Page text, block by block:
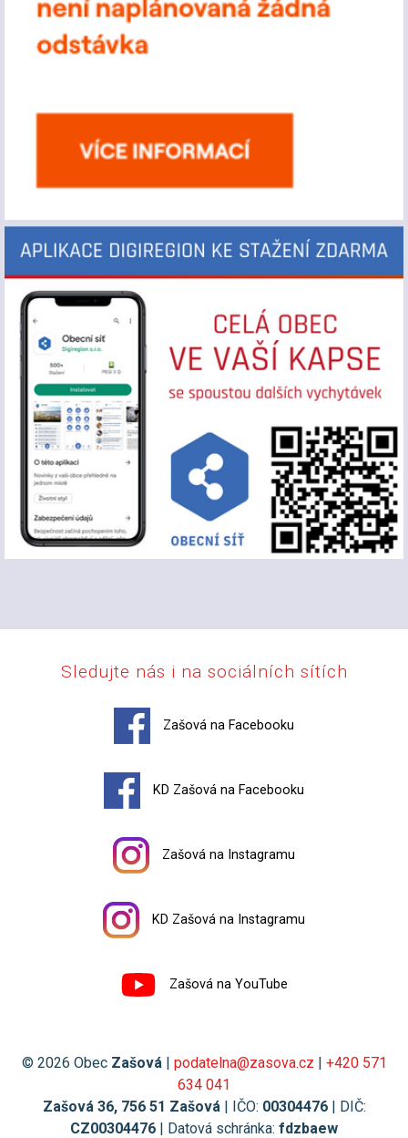
Sledujte nás i na sociálních sítích
Zašová na Facebooku
KD Zašová na Facebooku
Zašová na Instagramu
KD Zašová na Instagramu
Zašová na YouTube
© 2026 Obec Zašová | podatelna@zasova.cz | +420 571
634 041
Zašová 36, 756 51 Zašová | IČO: 00304476| DIČ:
CZ00304476 | Datová schránka: fdzbaew